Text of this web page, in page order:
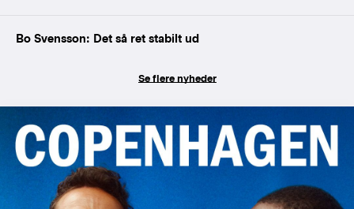
Bo Svensson: Det så ret stabilt ud
Se flere nyheder